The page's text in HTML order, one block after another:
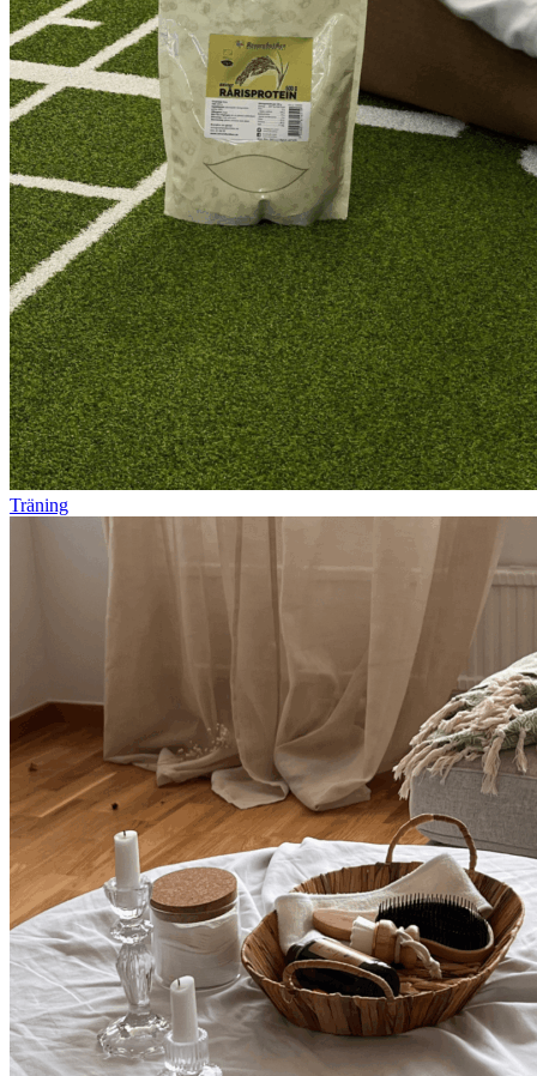
Träning